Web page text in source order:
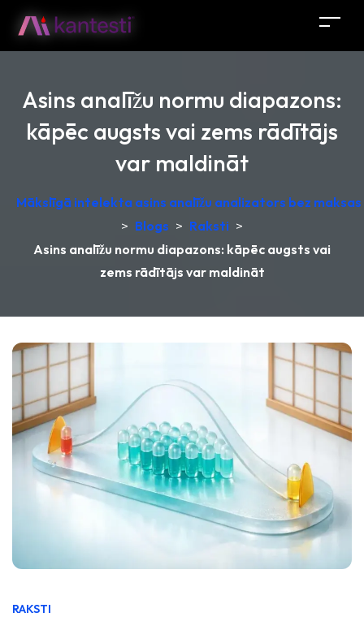
Asins analīžu normu diapazons:
kāpēc augsts vai zems rādītājs
var maldināt
Mākslīgā intelekta asins analīžu analizators bez
> Blogs > Raksti >
Asins analīžu normu diapazons: kāpēc augsts vai
zems rādītājs var maldināt
RAKSTI